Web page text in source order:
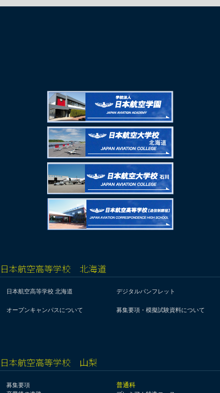
日本航空高等学校 北海道
日本航空高等学校 北海道 デジタルパンフレット
オープンキャンパスについて 募集要項・模擬試験資料について
日本航空高等学校 山梨
募集要項
普通科